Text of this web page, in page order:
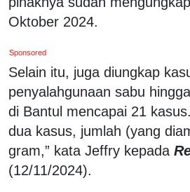
Oktober 2024.
Sponsored
Selain itu, juga diungkap
penyalahgunaan sabu
di Bantul mencapai 21
dua kasus, jumlah (yang
gram,” kata Jeffry kepada
(12/11/2024).